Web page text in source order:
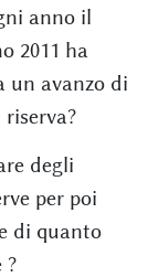
anno il
2011 ha
un avanzo di
degli
per poi
di quanto
?